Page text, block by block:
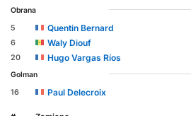
Obrana
5
Quentin Bernard
6 Waly Diouf
20 Hugo Vargas Ríos
Golman
16
Paul Delecroix